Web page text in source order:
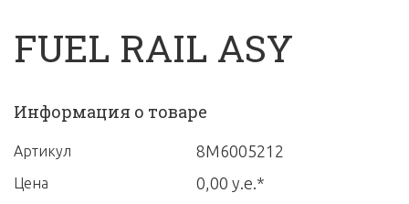
FUEL RAIL ASY
Информация о товаре
Артикул 8M6005212
Цена 0,00 у.е.*